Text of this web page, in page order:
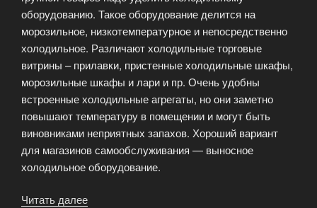
оборудованию. Такое оборудование делится на
морозильное, низкотемпературное и непосредственно
холодильное. Различают холодильные торговые
витрины – прилавки, пристенные холодильные шкафы,
морозильные шкафы и лари и пр. Очень удобны
встроенные холодильные агрегаты, но они заметно
повышают температуру в помещении и могут быть
виновниками неприятных запахов. Хороший вариант
для магазинов самообслуживания — выносное
холодильное оборудование.
Читать далее